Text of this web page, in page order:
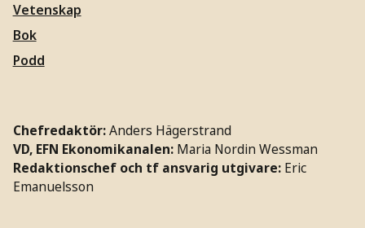
Vetenskap
Bok
Podd
Chefredaktör:Anders Hägerstrand
VD, EFN Ekonomikanalen: Maria Nordin Wessman
Redaktionschef och tf ansvarig utgivare: Eric
Emanuelsson